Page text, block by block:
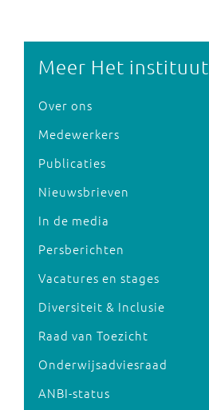
Meer Het instituut
Over ons
Medewerkers
Publicaties
Nieuwsbrieven
In de media
Persberichten
Vacatures en stages
Diversiteit & Inclusie
Raad van Toezicht
Onderwijsadviesraad
ANBI-status